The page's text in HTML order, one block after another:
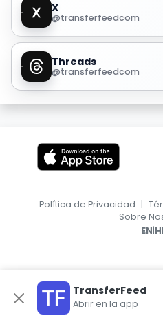
X
@transferfeedcom
Threads
@transferfeedcom
TransferFeed
Abrir en la app
Política de Privacidad |
Sobre
EN|